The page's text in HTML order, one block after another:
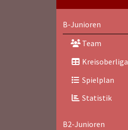
B-Junioren
Team
Kreisoberliga
Spielplan
Statistik
B2-Junioren